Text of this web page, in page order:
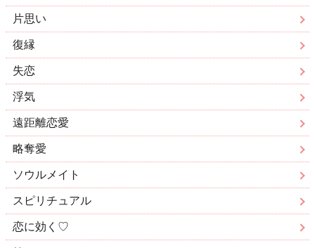
片思い
復縁
失恋
浮気
遠距離恋愛
略奪愛
ソウルメイト
スピリチュアル
恋に効く♡